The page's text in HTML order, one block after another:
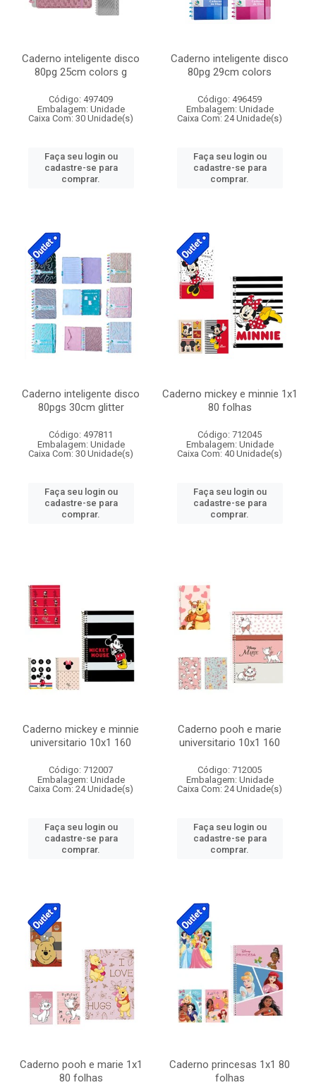
Caderno inteligente disco
80pg 25cm colors g
Código: 497409
Embalagem: Unidade
Caixa Com: 30 Unidade(s)
Faça seu login ou
cadastre-se para
comprar.
Caderno inteligente disco
80pg 29cm colors
Código: 496459
Embalagem: Unidade
Caixa Com: 24 Unidade(s)
Faça seu login ou
cadastre-se para
comprar.
Caderno inteligente disco
80pgs 30cm glitter
Código: 497811
Embalagem: Unidade
Caixa Com: 30 Unidade(s)
Faça seu login ou
cadastre-se para
comprar.
Caderno mickey e minnie 1x1
80 folhas
Código: 712045
Embalagem: Unidade
Caixa Com: 40 Unidade(s)
Faça seu login ou
cadastre-se para
comprar.
Caderno mickey e minnie
universitario 10x1 160
Código: 712007
Embalagem: Unidade
Caixa Com: 24 Unidade(s)
Faça seu login ou
cadastre-se para
comprar.
Caderno pooh e marie
universitario 10x1 160
Código: 712005
Embalagem: Unidade
Caixa Com: 24 Unidade(s)
Faça seu login ou
cadastre-se para
comprar.
Caderno pooh e marie 1x1
80 folhas
Caderno princesas 1x1 80
folhas